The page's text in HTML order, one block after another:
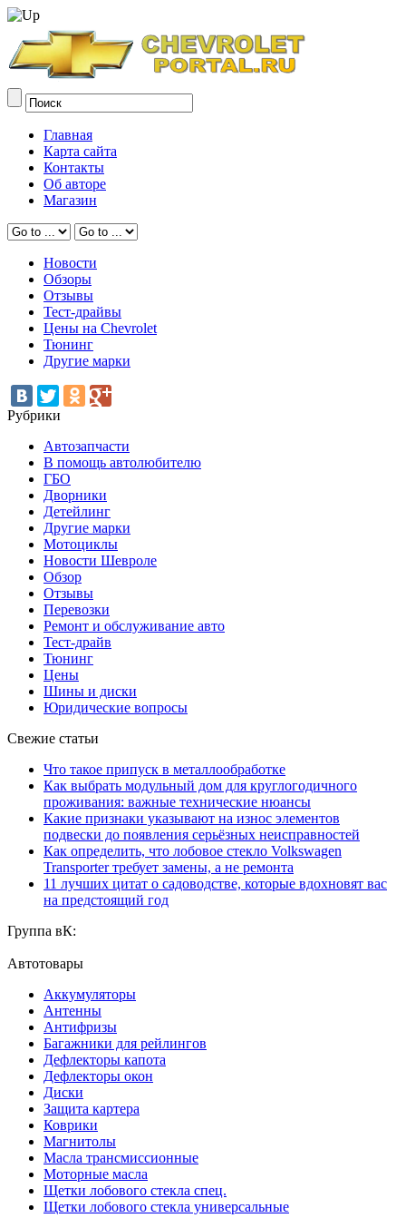
Главная
Карта сайта
Контакты
Об авторе
Магазин
Новости
Обзоры
Отзывы
Тест-драйвы
Цены на Chevrolet
Тюнинг
Другие марки
Рубрики
Автозапчасти
В помощь автолюбителю
ГБО
Дворники
Детейлинг
Другие марки
Мотоциклы
Новости Шевроле
Обзор
Отзывы
Перевозки
Ремонт и обслуживание авто
Тест-драйв
Тюнинг
Цены
Шины и диски
Юридические вопросы
Свежие статьи
Что такое припуск в металлообработке
Как выбрать модульный дом для круглогодичного
проживания: важные технические нюансы
Какие признаки указывают на износ элементов
подвески до появления серьёзных неисправностей
Как определить, что лобовое стекло Volkswagen
Transporter требует замены, а не ремонта
11 лучших цитат о садоводстве, которые вдохновят вас
на предстоящий год
Группа вК:
Автотовары
Аккумуляторы
Антенны
Антифризы
Багажники для рейлингов
Дефлекторы капота
Дефлекторы окон
Диски
Защита картера
Коврики
Магнитолы
Масла трансмиссионные
Моторные масла
Щетки лобового стекла спец.
Щетки лобового стекла универсальные